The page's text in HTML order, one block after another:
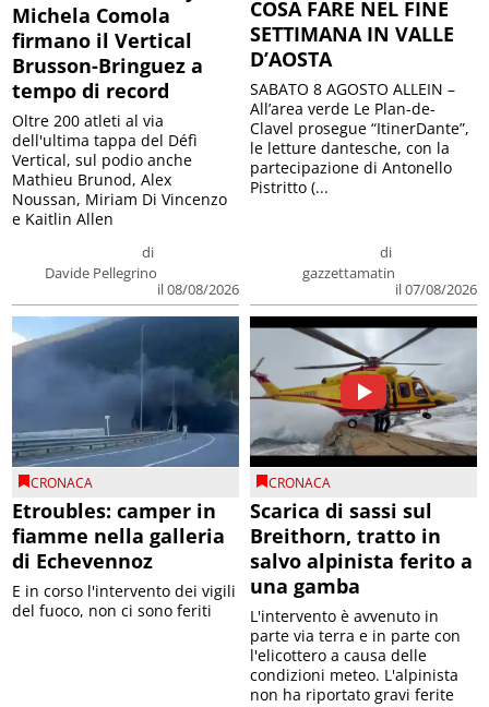
Michela Comola
firmano il Vertical
Brusson-Bringuez a
tempo di record
di
Davide Pellegrino
il 08/08/2026
Oltre 200 atleti al via
dell'ultima tappa del Défì
Vertical, sul podio anche
Mathieu Brunod, Alex
Noussan, Miriam Di Vincenzo
e Kaitlin Allen
COSA FARE NEL FINE
SETTIMANA IN VALLE
D’AOSTA
di
gazzettamatin
il 07/08/2026
SABATO 8 AGOSTO ALLEIN –
All’area verde Le Plan-de-
Clavel prosegue “ItinerDante”,
le letture dantesche, con la
partecipazione di Antonello
Pistritto (...
CRONACA
Etroubles: camper in
fiamme nella galleria
di Echevennoz
E in corso l'intervento dei vigili
del fuoco, non ci sono feriti
CRONACA
Scarica di sassi sul
Breithorn, tratto in
salvo alpinista ferito a
una gamba
L'intervento è avvenuto in
parte via terra e in parte con
l'elicottero a causa delle
condizioni meteo. L'alpinista
non ha riportato gravi ferite